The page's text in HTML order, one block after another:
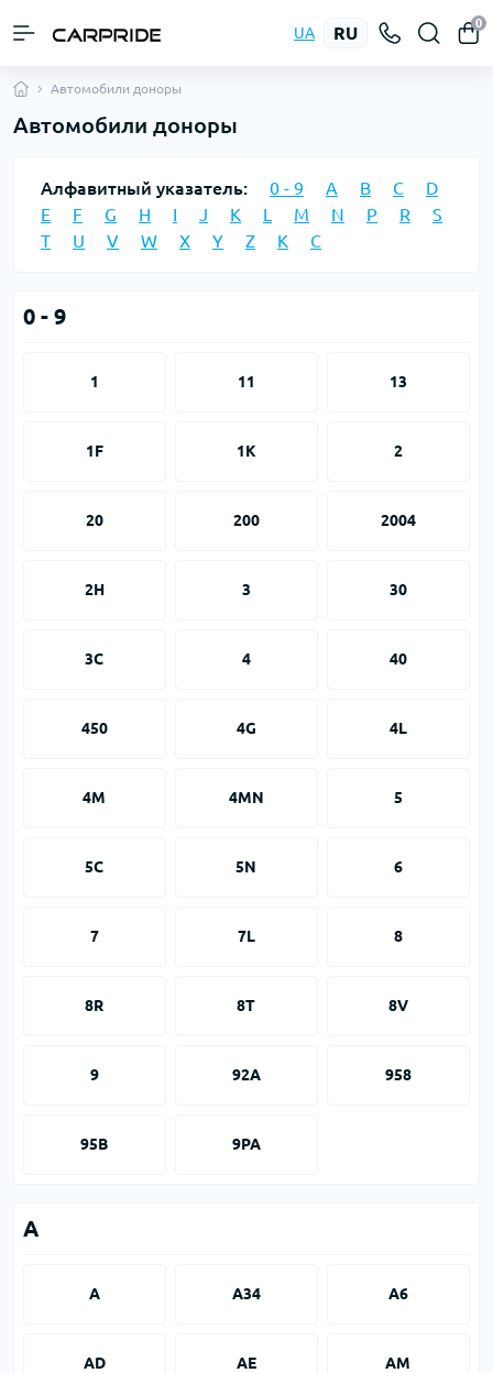
UA RU
0
Автомобили доноры
Автомобили доноры
Алфавитный указатель: 0 - 9 A B C
D
E
F G H I J K L M N P R
S
T
U V W X Y Z К С
0 - 9
1 11 13
1F 1K 2
20 200 2004
2H 3 30
3C 4 40
450 4G 4L
4M 4MN 5
5C 5N 6
7 7L 8
8R 8T 8V
9 92A 958
95B 9PA
A
A A34 A6
AD AE AM